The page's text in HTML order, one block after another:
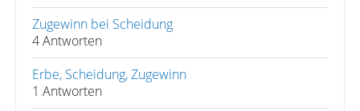
Zugewinn bei Scheidung
4 Antworten
Erbe, Scheidung, Zugewinn
1 Antworten